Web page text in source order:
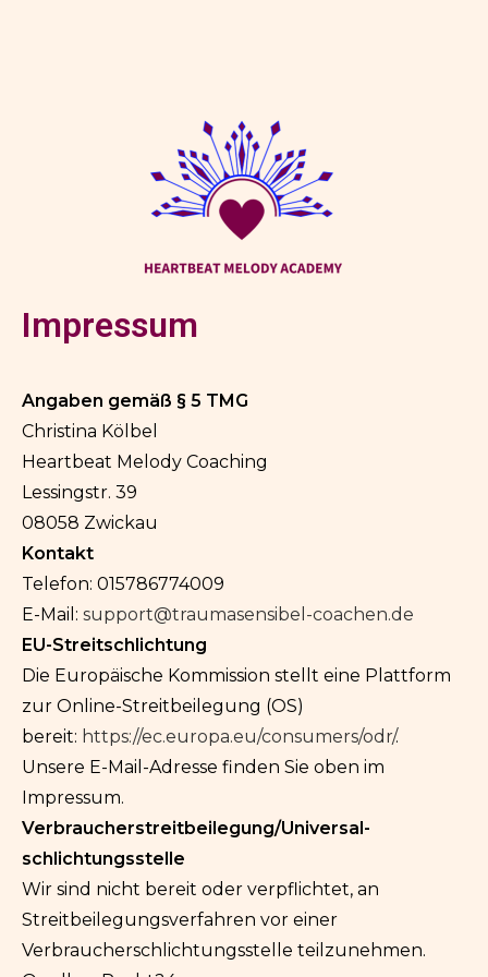
Impressum
Angaben gemäß § 5 TMG
Christina Kölbel
Heartbeat Melody Coaching
Lessingstr. 39
08058 Zwickau
Kontakt
Telefon: 015786774009
E-Mail: support@traumasensibel-coachen.de
EU-Streitschlichtung
Die Europäische Kommission stellt eine Plattform
zur Online-Streitbeilegung (OS)
bereit: https://ec.europa.eu/consumers/odr/.
Unsere E-Mail-Adresse finden Sie oben im
Impressum.
Verbraucher­streit­beilegung/Universal­
schlichtungs­stelle
Wir sind nicht bereit oder verpflichtet, an
Streitbeilegungsverfahren vor einer
Verbraucherschlichtungsstelle teilzunehmen.